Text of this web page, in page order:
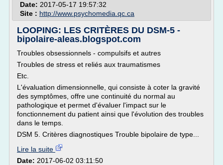
Date: 2017-05-17 19:57:32
Site : http://www.psychomedia.qc.ca
LOOPING: LES CRITÈRES DU DSM-5 -
bipolaire-aleas.blogspot.com
Troubles obsessionnels - compulsifs et autres
Troubles de stress et reliés aux traumatismes
Etc.
L'évaluation dimensionnelle, qui consiste à coter la gravité
des symptômes, offre une continuité du normal au
pathologique et permet d'évaluer l'impact sur le
fonctionnement du patient ainsi que l'évolution des troubles
dans le temps.
DSM 5. Critères diagnostiques Trouble bipolaire de type...
Lire la suite
Date: 2017-06-02 03:11:50